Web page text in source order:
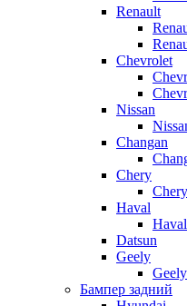
Renault
Chevrolet
Nissan
Changan
Chery
Haval
Datsun
Geely
Бампер задний